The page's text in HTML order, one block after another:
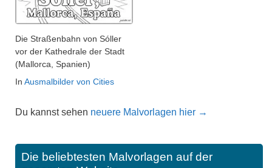
Die Straßenbahn von Sóller
vor der Kathedrale der Stadt
(Mallorca, Spanien)
In Ausmalbilder von Cities
Du kannst sehen neuere Malvorlagen hier →
Die beliebtesten Malvorlagen auf der